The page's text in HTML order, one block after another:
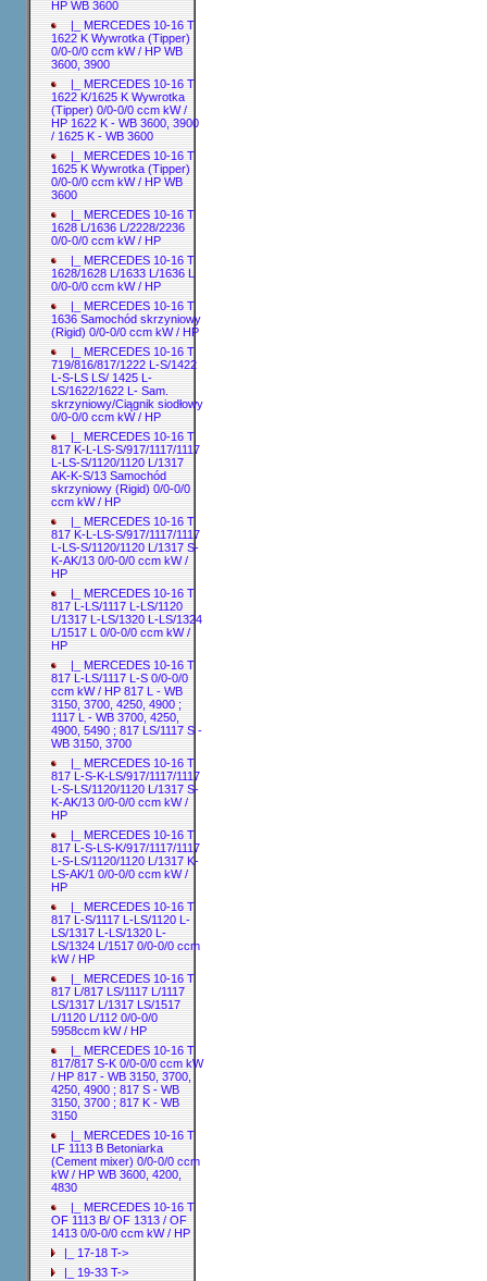
HP WB 3600
|_ MERCEDES 10-16 T
1622 K Wywrotka (Tipper)
0/0-0/0 ccm kW / HP WB
3600, 3900
|_ MERCEDES 10-16 T
1622 K/1625 K Wywrotka
(Tipper) 0/0-0/0 ccm kW /
HP 1622 K - WB 3600, 3900
/ 1625 K - WB 3600
|_ MERCEDES 10-16 T
1625 K Wywrotka (Tipper)
0/0-0/0 ccm kW / HP WB
3600
|_ MERCEDES 10-16 T
1628 L/1636 L/2228/2236
0/0-0/0 ccm kW / HP
|_ MERCEDES 10-16 T
1628/1628 L/1633 L/1636 L
0/0-0/0 ccm kW / HP
|_ MERCEDES 10-16 T
1636 Samochód skrzyniowy
(Rigid) 0/0-0/0 ccm kW / HP
|_ MERCEDES 10-16 T
719/816/817/1222 L-S/1422
L-S-LS LS/ 1425 L-
LS/1622/1622 L- Sam.
skrzyniowy/Ciągnik siodłowy
0/0-0/0 ccm kW / HP
|_ MERCEDES 10-16 T
817 K-L-LS-S/917/1117/1117
L-LS-S/1120/1120 L/1317
AK-K-S/13 Samochód
skrzyniowy (Rigid) 0/0-0/0
ccm kW / HP
|_ MERCEDES 10-16 T
817 K-L-LS-S/917/1117/1117
L-LS-S/1120/1120 L/1317 S-
K-AK/13 0/0-0/0 ccm kW /
HP
|_ MERCEDES 10-16 T
817 L-LS/1117 L-LS/1120
L/1317 L-LS/1320 L-LS/1324
L/1517 L 0/0-0/0 ccm kW /
HP
|_ MERCEDES 10-16 T
817 L-LS/1117 L-S 0/0-0/0
ccm kW / HP 817 L - WB
3150, 3700, 4250, 4900 ;
1117 L - WB 3700, 4250,
4900, 5490 ; 817 LS/1117 S -
WB 3150, 3700
|_ MERCEDES 10-16 T
817 L-S-K-LS/917/1117/1117
L-S-LS/1120/1120 L/1317 S-
K-AK/13 0/0-0/0 ccm kW /
HP
|_ MERCEDES 10-16 T
817 L-S-LS-K/917/1117/1117
L-S-LS/1120/1120 L/1317 K-
LS-AK/1 0/0-0/0 ccm kW /
HP
|_ MERCEDES 10-16 T
817 L-S/1117 L-LS/1120 L-
LS/1317 L-LS/1320 L-
LS/1324 L/1517 0/0-0/0 ccm
kW / HP
|_ MERCEDES 10-16 T
817 L/817 LS/1117 L/1117
LS/1317 L/1317 LS/1517
L/1120 L/112 0/0-0/0
5958ccm kW / HP
|_ MERCEDES 10-16 T
817/817 S-K 0/0-0/0 ccm kW
/ HP 817 - WB 3150, 3700,
4250, 4900 ; 817 S - WB
3150, 3700 ; 817 K - WB
3150
|_ MERCEDES 10-16 T
LF 1113 B Betoniarka
(Cement mixer) 0/0-0/0 ccm
kW / HP WB 3600, 4200,
4830
|_ MERCEDES 10-16 T
OF 1113 B/ OF 1313 / OF
1413 0/0-0/0 ccm kW / HP
|_ 17-18 T->
|_ 19-33 T->